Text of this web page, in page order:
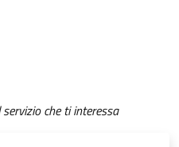
che ti interessa